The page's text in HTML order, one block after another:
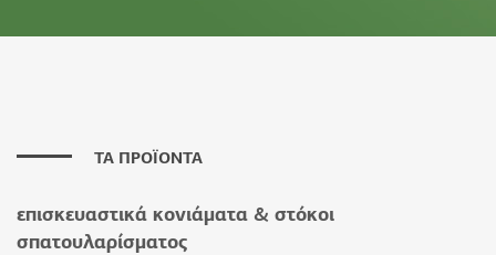
ΤΑ ΠΡΟΪΟΝΤΑ
επισκευαστικά κονιάματα & στόκοι
σπατουλαρίσματος